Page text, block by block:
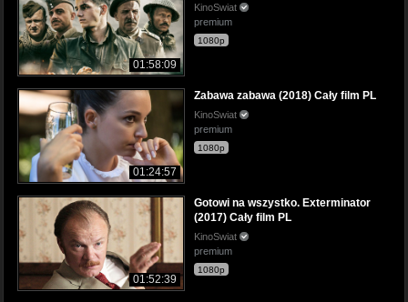
01:58:09
KinoSwiat
premium
1080p
01:24:57
Zabawa zabawa (2018) Cały film PL
KinoSwiat
premium
1080p
01:52:39
Gotowi na wszystko. Exterminator
(2017) Cały film PL
KinoSwiat
premium
1080p